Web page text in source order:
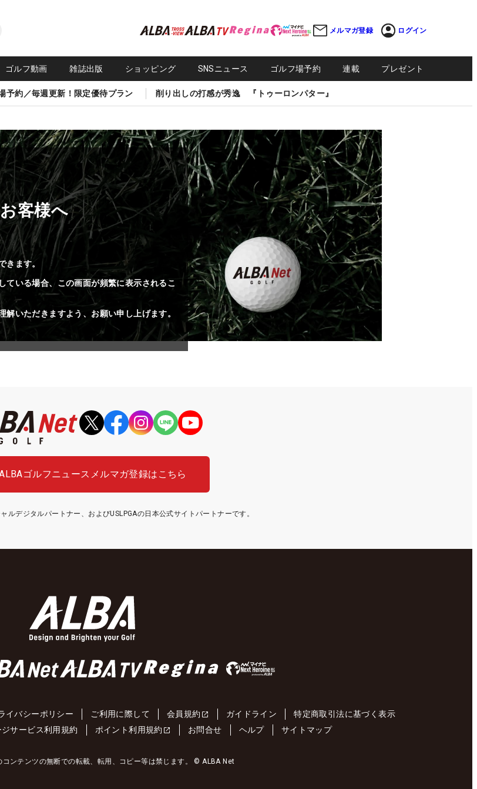
メルマガ登録 ログイン
ゴルフ動画 雑誌出版 ショッピング SNSニュース ゴルフ場予約 連載 プレゼント
予約／毎週更新！限定優待プラン 削り出しの打感が秀逸 『トゥーロンパター』
客様へ
きます。
ている場合、この画面が頻繁に表示されるこ
いただきますよう、お願い申し上げます。
ゴルフニュース メルマガ登録はこちら
ルデジタルパートナー、およびUSLPGAの日本公式サイトパートナーです。
イバシーポリシー ご利用に際して 会員規約 ガイドライン
特定商取引法に基づく表示
サービス利用規約 ポイント利用規約 お問合せ ヘルプ サイトマップ
コンテンツの無断での転載、転用、コピー等は禁じます。 © ALBA Net